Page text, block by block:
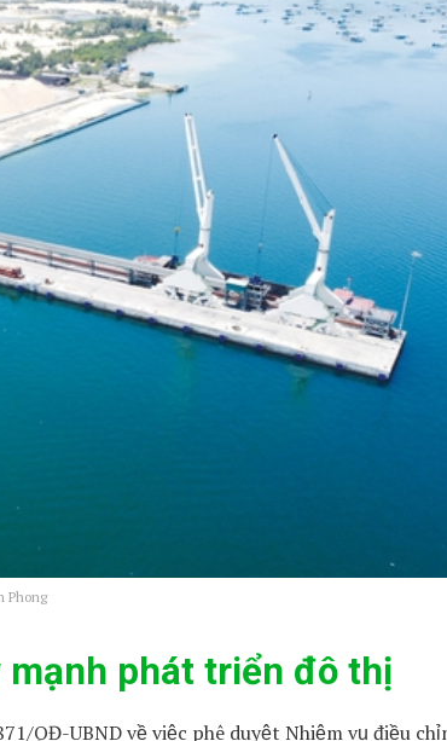
Phong
phát triển đô thị
QĐ-UBND về việc phê duyệt Nhiệm vụ điều